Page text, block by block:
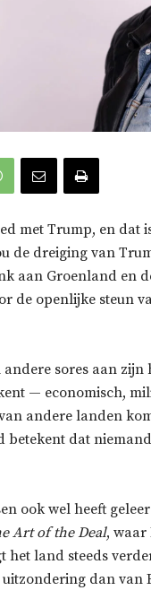
met Trump, en dat
de dreiging van
aan Groenland en
de openlijke steun
sores aan
— economisch,
andere landen
dat
ook wel heeft
Art of the Deal, waar
het land steeds
dan van